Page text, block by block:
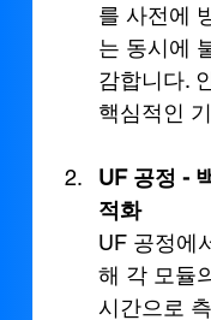
를 사전에
는 동시에
감합니다.
핵심적인
UF 공정 -
적화
UF 공정에
해 각 모듈
시간으로